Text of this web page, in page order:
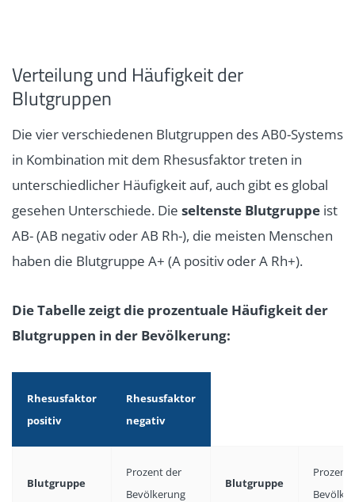
Verteilung und Häufigkeit der
Blutgruppen
Die vier verschiedenen Blutgruppen des AB0-Systems
in Kombination mit dem Rhesusfaktor treten in
unterschiedlicher Häufigkeit auf, auch gibt es global
gesehen Unterschiede. Die seltenste Blutgruppe ist
AB- (AB negativ oder AB Rh-), die meisten Menschen
haben die Blutgruppe A+ (A positiv oder A Rh+).
Die Tabelle zeigt die prozentuale Häufigkeit der
Blutgruppen in der Bevölkerung:
Rhesusfaktor
positiv
Rhesusfaktor
negativ
Blutgruppe
Prozent der
Bevölkerung
Blutgruppe
Prozent